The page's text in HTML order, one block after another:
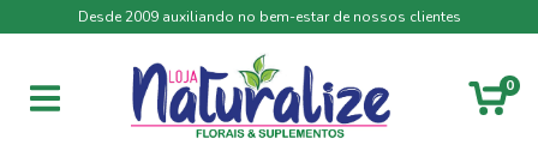
Desde 2009 auxiliando no bem-estar de nossos clientes
0